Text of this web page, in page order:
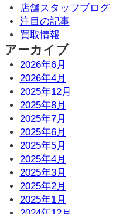
店舗スタッフブログ
注目の記事
買取情報
アーカイブ
2026年6月
2026年4月
2025年12月
2025年8月
2025年7月
2025年6月
2025年5月
2025年4月
2025年3月
2025年2月
2025年1月